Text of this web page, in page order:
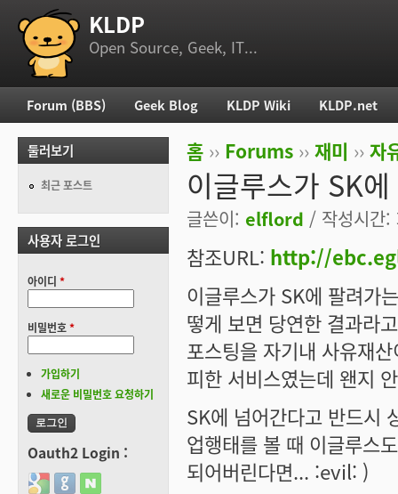
부 메뉴 KLDP
Open Source, Geek, IT...
현재 위치
홈 ›› Forums ›› 재미 ›› 자
이글루스가 SK
글쓴이: elflord / 작성시간
참조URL: http://
이글루스가 SK에 팔려가
떻게 보면 당연한 결과라
포스팅을 자기내 사유재
피한 서비스였는데 왠지
SK에 넘어간다고 반드시
업행태를 볼 때 이글루스
되어버린다면... :evil: )
주 메뉴
Forum (BBS) Geek Blog KLDP Wiki KLDP.net
둘러보기
최근 포스트
사용자 로그인
아이디 *
비밀번호*
가입하기
새로운 비밀번호 요청하기
Oauth2 Login :
Login with Google
Login with GitHub
Login with Naver